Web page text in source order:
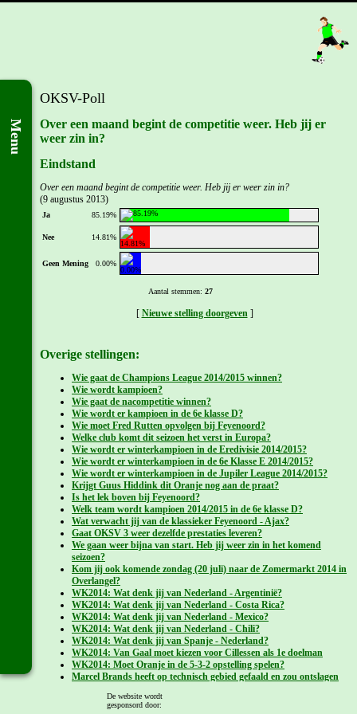
Menu
OKSV-Poll
Over een maand begint de competitie weer. Heb jij er
weer zin in?
Eindstand
Over een maand begint de competitie weer. Heb jij er weer zin in?
(9 augustus 2013)
Ja 85.19%
Nee 14.81%
Geen Mening 0.00%
Aantal stemmen: 27
[ Nieuwe stelling doorgeven]
Overige stellingen:
Wie gaat de Champions League 2014/2015 winnen?
Wie wordt kampioen?
Wie gaat de nacompetitie winnen?
Wie wordt er kampioen in de 6e klasse D?
Wie moet Fred Rutten opvolgen bij Feyenoord?
Welke club komt dit seizoen het verst in Europa?
Wie wordt er winterkampioen in de Eredivisie 2014/2015?
Wie wordt er winterkampioen in de 6e Klasse E 2014/2015?
Wie wordt er winterkampioen in de Jupiler League 2014/2015?
Krijgt Guus Hiddink dit Oranje nog aan de praat?
Is het lek boven bij Feyenoord?
Welk team wordt kampioen 2014/2015 in de 6e klasse D?
Wat verwacht jij van de klassieker Feyenoord - Ajax?
Gaat OKSV 3 weer dezelfde prestaties leveren?
We gaan weer bijna van start. Heb jij weer zin in het komend
seizoen?
Kom jij ook komende zondag (20 juli) naar de Zomermarkt 2014 in
Overlangel?
WK2014: Wat denk jij van Nederland - Argentinië?
WK2014: Wat denk jij van Nederland - Costa Rica?
WK2014: Wat denk jij van Nederland - Mexico?
WK2014: Wat denk jij van Nederland - Chili?
WK2014: Wat denk jij van Spanje - Nederland?
WK2014: Van Gaal moet kiezen voor Cillessen als 1e doelman
WK2014: Moet Oranje in de 5-3-2 opstelling spelen?
Marcel Brands heeft op technisch gebied gefaald en zou ontslagen
Wie moet de Rinus Michels Award 2013/2014 winnen?
De website wordt
gesponsord door: